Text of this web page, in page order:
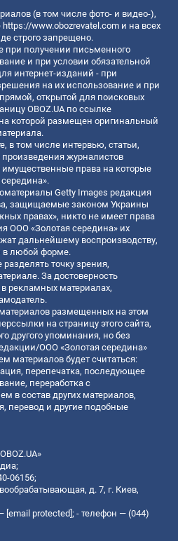
(в том числе фото- и видео-),
https://www.obozrevatel.com и на всех
строго запрещено.
при получении письменного
и при условии обязательной
интернет-изданий - при
на их использование и при
открытой для поисковых
OBOZ.UA по ссылке
которой размещен оригинальный
в том числе интервью, статьи,
журналистов
права на которые
Getty Images редакция
защищаемые законом Украины
правах», никто не имеет права
ООО «Золотая середина» их
дальнейшему воспроизводству,
в любой форме.
точку зрения,
За достоверность
рекламных материалах,
размещенных на этом
на страницу этого сайта,
другого упоминания, но без
ООО «Золотая середина»
материалов будет считаться:
перепечатка, последующее
переработка с
в состав других материалов,
перевод и другие подобные
06156;
д. 7, г. Киев,
[email protected] ; - телефон — (044)